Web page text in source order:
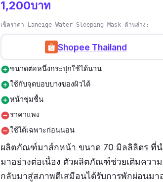
เสริมกันไปอีก
สำหรับสูตรซองสีเหลืองนี้ จะช่วยบูสต์ผิวเร
เร่งด่วน ซึ่งมีทั้งหมด 2 แบบคือ PDRN จ
และ Hyaluron ที่จะมาเสริมเกราะให้ผิวแล
1,200บาท
เช็คราคา Laneige Water Sleeping Mask ด้านล่าง:
Shopee Thailand
add_circleขนาดต่อหนึ่งกระปุกใช้ได้นาน
add_circleใช้กับจุดบอบบางของผิวได้
add_circleหน้าชุ่มชื้น
remove_circleราคาแพง
remove_circleใช้ได้เฉพาะก่อนนอน
ผลิตภัณฑ์มาส์กหน้า ขนาด 70 มิลลิลิตร ที่น
มาอย่างต่อเนื่อง ตัวผลิตภัณฑ์ช่วยเติมควา
กลับมาสู่สภาพดีเสมือนได้รับการพักผ่อนม